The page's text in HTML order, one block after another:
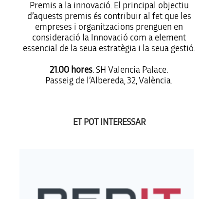
Premis a la innovació. El principal objectiu
d’aquests premis és contribuir al fet que les
empreses i organitzacions prenguen en
consideració la Innovació com a element
essencial de la seua estratègia i la seua gestió.
21.00 hores . SH Valencia Palace.
Passeig de l’Albereda, 32, València.
ET POT INTERESSAR